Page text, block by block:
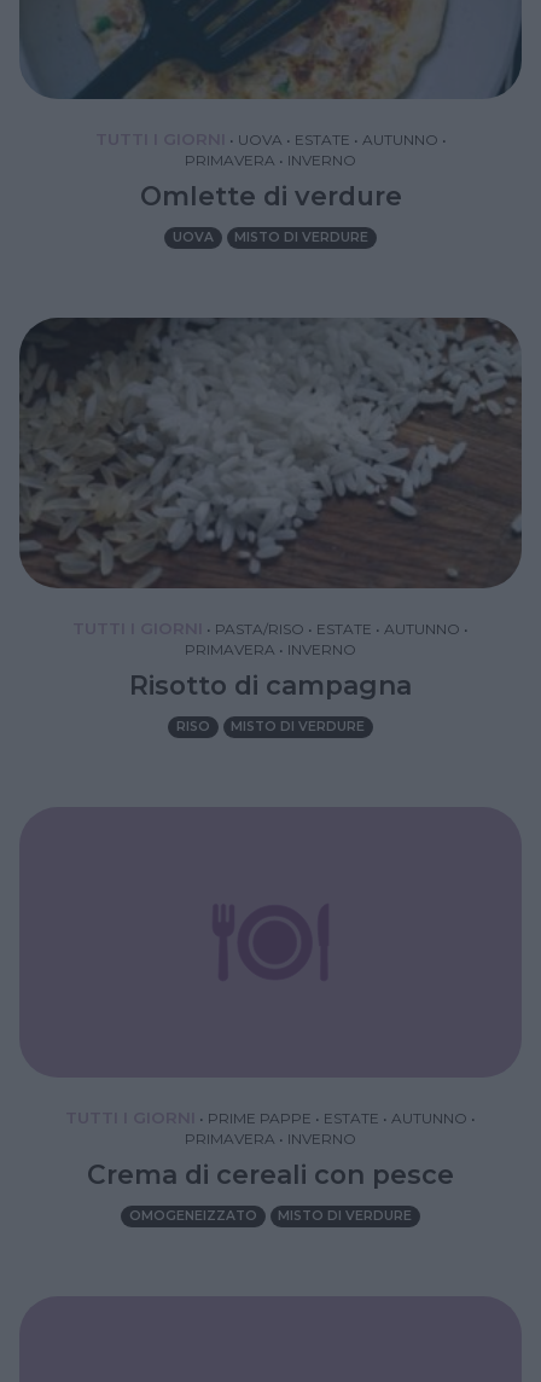
• UOVA • ESTATE • AUTUNNO •
PRIMAVERA • INVERNO
Omlette di verdure
UOVA MISTO DI VERDURE
• PASTA/RISO • ESTATE • AUTUNNO •
PRIMAVERA • INVERNO
Risotto di campagna
RISO MISTO DI VERDURE
• PRIME PAPPE • ESTATE • AUTUNNO •
PRIMAVERA • INVERNO
Crema di cereali con pesce
OMOGENEIZZATO MISTO DI VERDURE